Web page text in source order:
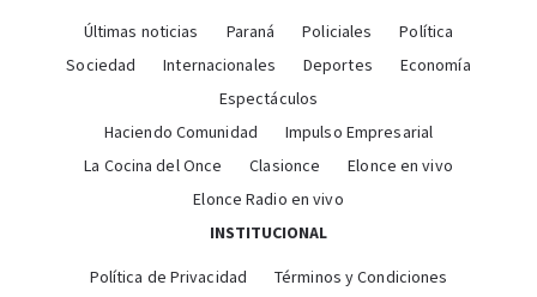
Últimas noticias Paraná Policiales
Política
Sociedad
Internacionales Deportes
Economía
Espectáculos
Haciendo Comunidad
Impulso Empresarial
La Cocina del Once
Clasionce
Elonce en vivo
Elonce Radio en vivo
INSTITUCIONAL
Política de Privacidad Términos y Condiciones